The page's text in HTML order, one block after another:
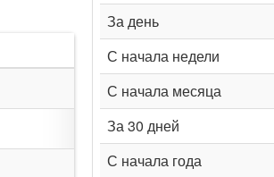
За день
С начала недели
С начала месяца
За 30 дней
С начала года